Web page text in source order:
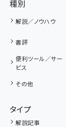
種別
解説／ノウハウ
書評
便利ツール／サー
ビス
その他
タイプ
解説記事